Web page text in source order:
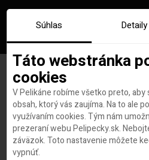
Značka:
Súhlas Detaily
Táto webstránka
cookies
V Pelikáne robíme všetko preto,
obsah, ktorý vás zaujíma. Na to ale
využívaním cookies. Tým nám
prezeraní webu Pelipecky.sk.
záväzok. Toto nastavenie môžete
vypnúť.